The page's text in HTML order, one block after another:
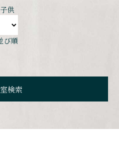
子供
び順